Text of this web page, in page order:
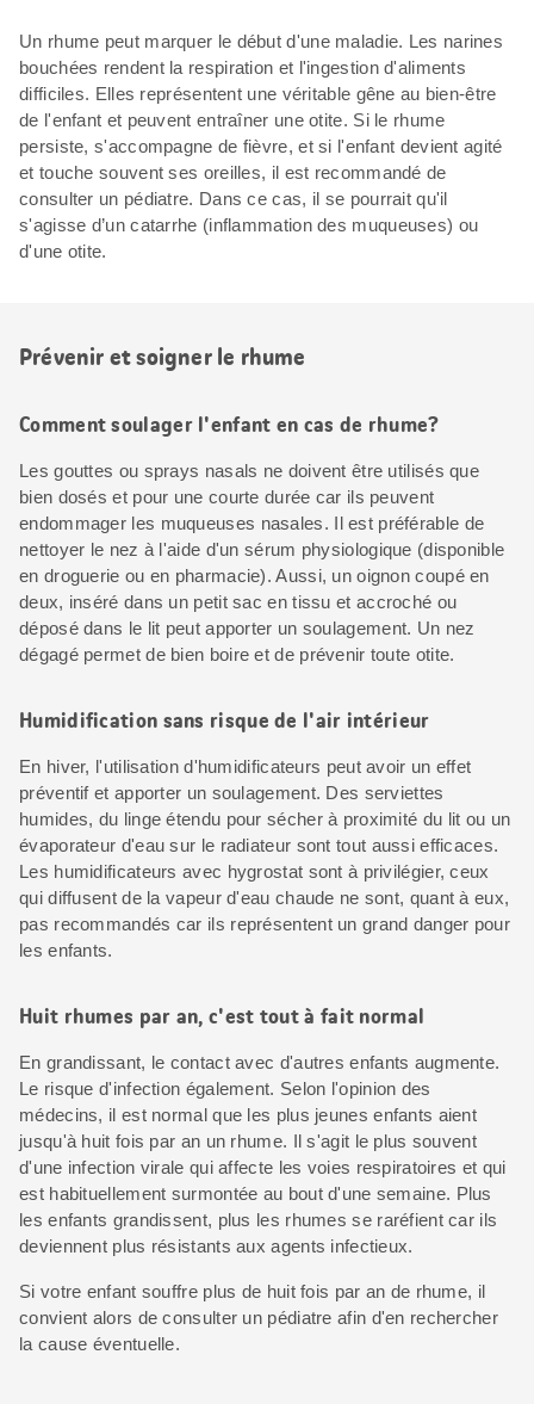
Un rhume peut marquer le début d'une maladie. Les narines
bouchées rendent la respiration et l'ingestion d'aliments
difficiles. Elles représentent une véritable gêne au bien-être
de l'enfant et peuvent entraîner une otite. Si le rhume
persiste, s'accompagne de fièvre, et si l'enfant devient agité
et touche souvent ses oreilles, il est recommandé de
consulter un pédiatre. Dans ce cas, il se pourrait qu'il
s'agisse d’un catarrhe (inflammation des muqueuses) ou
d'une otite.
Prévenir et soigner le rhume
Comment soulager l'enfant en cas de rhume?
Les gouttes ou sprays nasals ne doivent être utilisés que
bien dosés et pour une courte durée car ils peuvent
endommager les muqueuses nasales. Il est préférable de
nettoyer le nez à l'aide d'un sérum physiologique (disponible
en droguerie ou en pharmacie). Aussi, un oignon coupé en
deux, inséré dans un petit sac en tissu et accroché ou
déposé dans le lit peut apporter un soulagement. Un nez
dégagé permet de bien boire et de prévenir toute otite.
Humidification sans risque de l'air intérieur
En hiver, l'utilisation d'humidificateurs peut avoir un effet
préventif et apporter un soulagement. Des serviettes
humides, du linge étendu pour sécher à proximité du lit ou un
évaporateur d'eau sur le radiateur sont tout aussi efficaces.
Les humidificateurs avec hygrostat sont à privilégier, ceux
qui diffusent de la vapeur d'eau chaude ne sont, quant à eux,
pas recommandés car ils représentent un grand danger pour
les enfants.
Huit rhumes par an, c'est tout à fait normal
En grandissant, le contact avec d'autres enfants augmente.
Le risque d'infection également. Selon l'opinion des
médecins, il est normal que les plus jeunes enfants aient
jusqu'à huit fois par an un rhume. Il s'agit le plus souvent
d'une infection virale qui affecte les voies respiratoires et qui
est habituellement surmontée au bout d'une semaine. Plus
les enfants grandissent, plus les rhumes se raréfient car ils
deviennent plus résistants aux agents infectieux.
Si votre enfant souffre plus de huit fois par an de rhume, il
convient alors de consulter un pédiatre afin d'en rechercher
la cause éventuelle.